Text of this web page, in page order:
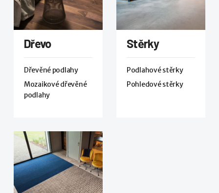
Dřevo
Dřevěné podlahy
Mozaikové dřevěné
podlahy
Stěrky
Podlahové stěrky
Pohledové stěrky